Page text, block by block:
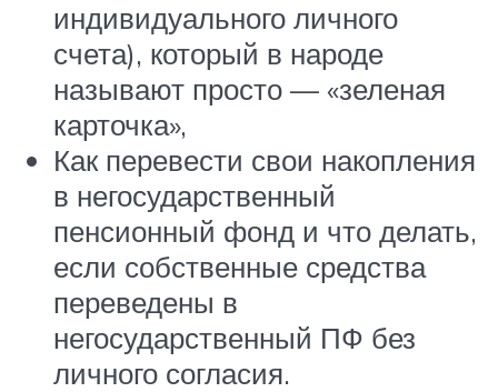
индивидуального личного
счета), который в народе
называют просто — «зеленая
карточка»,
Как перевести свои накопления
в негосударственный
пенсионный фонд и что делать,
если собственные средства
переведены в
негосударственный ПФ без
личного согласия.